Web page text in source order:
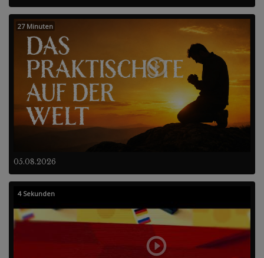
05.08.2026
27 Minuten
4 Sekunden